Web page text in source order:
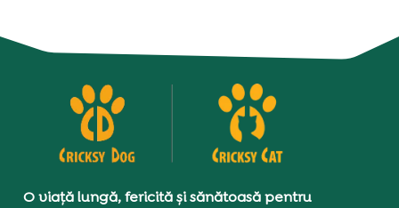
O viață lungă, fericită și sănătoasă pentru